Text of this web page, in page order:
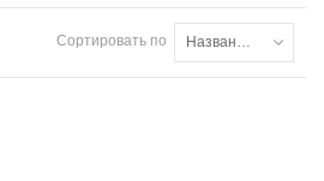
Сортировать по